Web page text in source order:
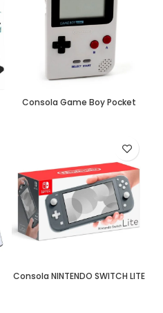
Consola Game Boy Pocket
Consola NINTENDO SWITCH LITE